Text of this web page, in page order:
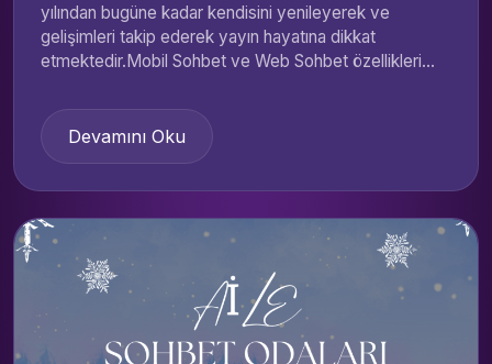
yılından bugüne kadar kendisini yenileyerek ve
gelişimleri takip ederek yayın hayatına dikkat
etmektedir.Mobil Sohbet ve Web Sohbet özellikleri...
Devamını Oku